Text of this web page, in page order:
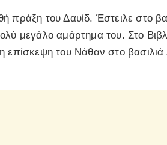
πράξη του Δαυίδ. Έστειλε στο
μεγάλο αμάρτημα του. Στο
επίσκεψη του Νάθαν στο